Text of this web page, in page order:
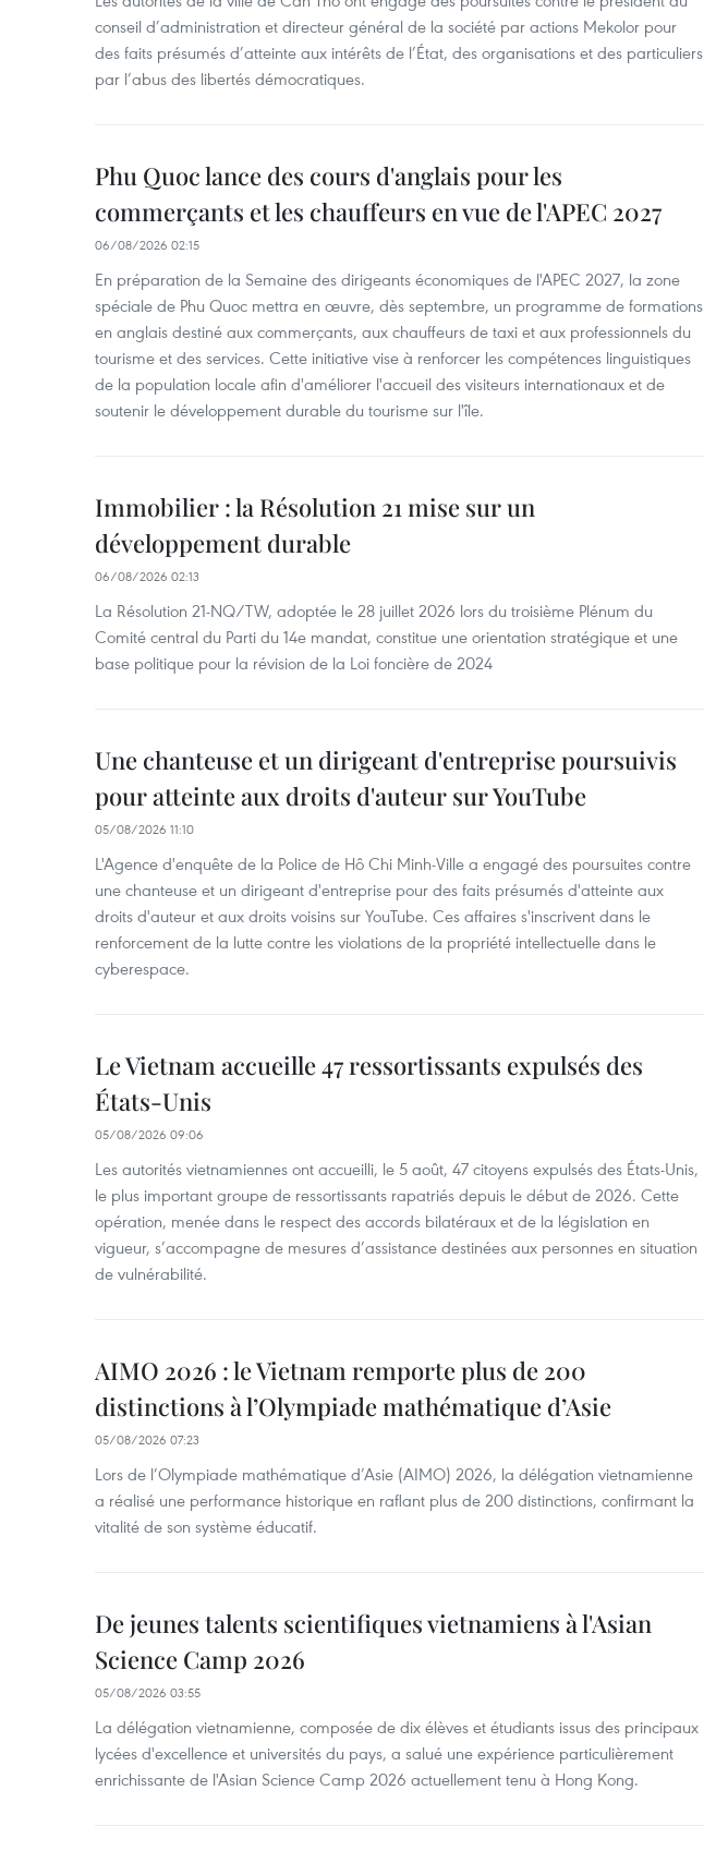
conseil d’administration et directeur général de la société par actions Mekolor pour
des faits présumés d’atteinte aux intérêts de l’État, des organisations et des particuliers
par l’abus des libertés démocratiques.
Phu Quoc lance des cours d'anglais pour les
commerçants et les chauffeurs en vue de l'APEC 2027
06/08/2026 02:15
En préparation de la Semaine des dirigeants économiques de l'APEC 2027, la zone
spéciale de Phu Quoc mettra en œuvre, dès septembre, un programme de formations
en anglais destiné aux commerçants, aux chauffeurs de taxi et aux professionnels du
tourisme et des services. Cette initiative vise à renforcer les compétences linguistiques
de la population locale afin d'améliorer l'accueil des visiteurs internationaux et de
soutenir le développement durable du tourisme sur l'île.
Immobilier : la Résolution 21 mise sur un
développement durable
06/08/2026 02:13
La Résolution 21-NQ/TW, adoptée le 28 juillet 2026 lors du troisième Plénum du
Comité central du Parti du 14e mandat, constitue une orientation stratégique et une
base politique pour la révision de la Loi foncière de 2024
Une chanteuse et un dirigeant d'entreprise poursuivis
pour atteinte aux droits d'auteur sur YouTube
05/08/2026 11:10
L'Agence d'enquête de la Police de Hô Chi Minh-Ville a engagé des poursuites contre
une chanteuse et un dirigeant d'entreprise pour des faits présumés d'atteinte aux
droits d'auteur et aux droits voisins sur YouTube. Ces affaires s'inscrivent dans le
renforcement de la lutte contre les violations de la propriété intellectuelle dans le
cyberespace.
Le Vietnam accueille 47 ressortissants expulsés des
États-Unis
05/08/2026 09:06
Les autorités vietnamiennes ont accueilli, le 5 août, 47 citoyens expulsés des États-Unis,
le plus important groupe de ressortissants rapatriés depuis le début de 2026. Cette
opération, menée dans le respect des accords bilatéraux et de la législation en
vigueur, s’accompagne de mesures d’assistance destinées aux personnes en situation
de vulnérabilité.
AIMO 2026 : le Vietnam remporte plus de 200
distinctions à l’Olympiade mathématique d’Asie
05/08/2026 07:23
Lors de l’Olympiade mathématique d’Asie (AIMO) 2026, la délégation vietnamienne
a réalisé une performance historique en raflant plus de 200 distinctions, confirmant la
vitalité de son système éducatif.
De jeunes talents scientifiques vietnamiens à l'Asian
Science Camp 2026
05/08/2026 03:55
La délégation vietnamienne, composée de dix élèves et étudiants issus des principaux
lycées d'excellence et universités du pays, a salué une expérience particulièrement
enrichissante de l'Asian Science Camp 2026 actuellement tenu à Hong Kong.